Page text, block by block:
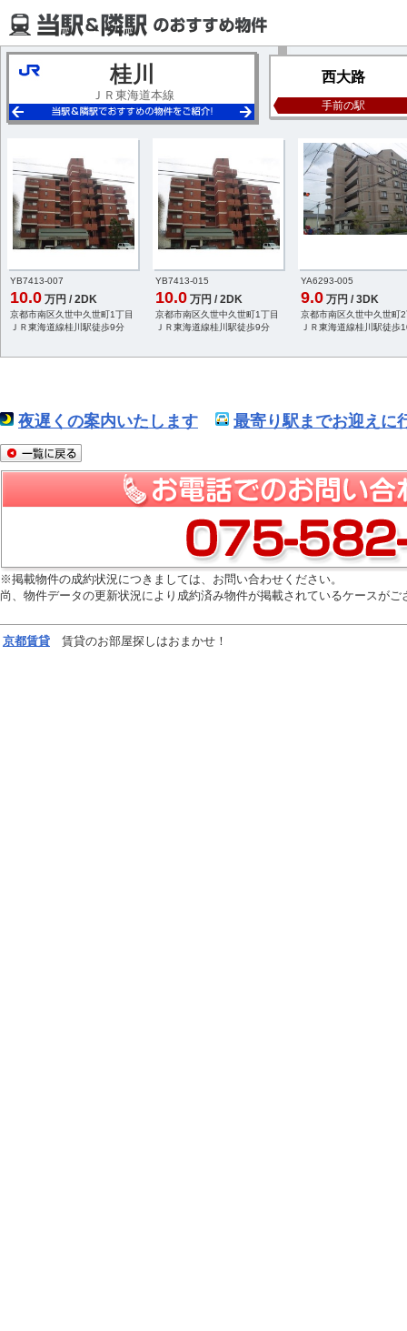
桂川
ＪＲ東海道本線
西大路
手前の駅
YB7413-007
10.0 万円 / 2DK
京都市南区久世中久世町1丁目
ＪＲ東海道線桂川駅徒歩9分
YB7413-015
10.0 万円 / 2DK
京都市南区久世中久世町1丁目
ＪＲ東海道線桂川駅徒歩9分
YA6293-005
9.0 万円 / 3DK
京都市南区久世中久世町
ＪＲ東海道線桂川駅徒歩
夜遅くの案内いたします 最寄り駅までお迎えに
※掲載物件の成約状況につきましては、お問い合わせください。
尚、物件データの更新状況により成約済み物件が掲載されているケースが
京都賃貸 賃貸のお部屋探しはおまかせ！